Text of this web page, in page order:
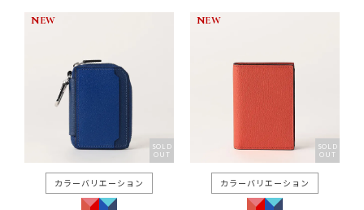
SOLD
OUT
NEW
SOLD
OUT
NEW